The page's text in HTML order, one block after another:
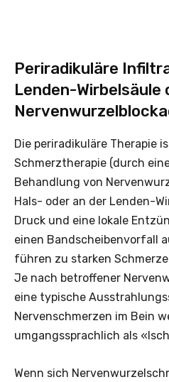
Periradikuläre
Lenden-Wirbelsäule
Die periradikuläre Therapie
Schmerztherapie (durch
Behandlung von
Hals- oder an der Lenden-
Druck und eine lokale
einen Bandscheibenvorfall
führen zu starken
Je nach betroffener
eine typische
Nervenschmerzen im Bein
umgangssprachlich als
Wenn sich